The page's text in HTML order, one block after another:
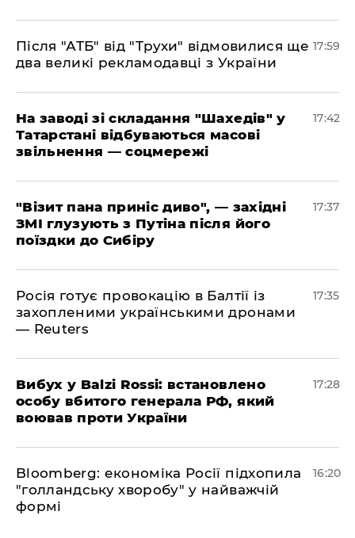
​Після "АТБ" від "Трухи" відмовилися ще
два великі рекламодавці з України
17:59
​На заводі зі складання "Шахедів" у
Татарстані відбуваються масові
звільнення — соцмережі
17:42
"Візит пана приніс диво", — західні
ЗМІ глузують з Путіна після його
поїздки до Сибіру
17:37
Росія готує провокацію в Балтії із
захопленими українськими дронами
— Reuters
17:35
​Вибух у Balzi Rossi: встановлено
особу вбитого генерала РФ, який
воював проти України
17:28
Bloomberg: економіка Росії підхопила
"голландську хворобу" у найважчій
формі
16:20